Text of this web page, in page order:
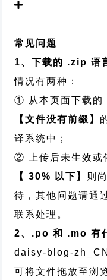
常见问题
1、下载的 .zip 语
情况有两种：
① 从本页面下载
【文件没有前缀】
译系统中；
② 上传后未生效或
【 30% 以下】 则
待，其他问题请通
联系处理。
2、.po 和 .mo 有
daisy-blog-
可将文件拖放至浏